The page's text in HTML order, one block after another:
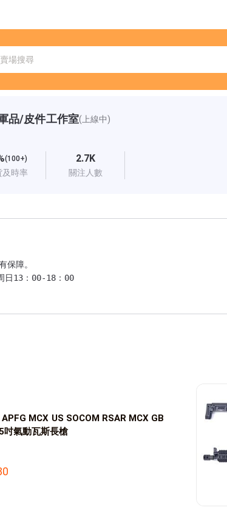
品/皮件工作室(上線中)
(100+)
及時率
2.7K
關注人數
保障。
日13：00-18：00
穿戴裝備、配件、合法改裝品...等，商品齊全種類多樣。
寄送*
MCX US SOCOM RSAR MCX GB
吋氣動瓦斯長槍